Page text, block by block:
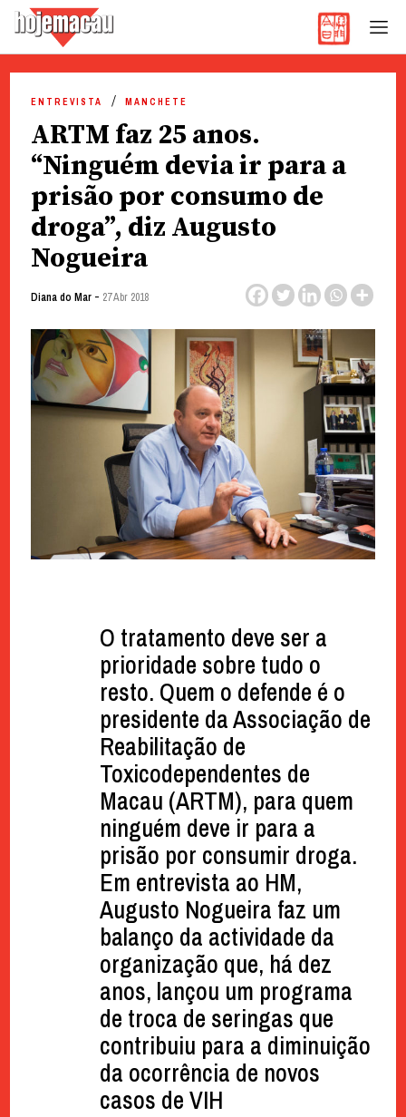
content
ENTREVISTA MANCHETE
ARTM faz 25 anos.
“Ninguém devia ir para a
prisão por consumo de
droga”, diz Augusto
Nogueira
Diana do Mar- 27 Abr 2018
O tratamento deve ser a
prioridade sobre tudo o
resto. Quem o defende é o
presidente da Associação de
Reabilitação de
Toxicodependentes de
Macau (ARTM), para quem
ninguém deve ir para a
prisão por consumir droga.
Em entrevista ao HM,
Augusto Nogueira faz um
balanço da actividade da
organização que, há dez
anos, lançou um programa
de troca de seringas que
contribuiu para a diminuição
da ocorrência de novos
casos de VIH